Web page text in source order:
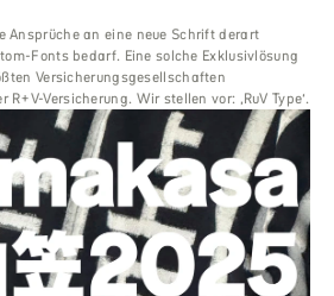
Ansprüche an eine neue Schrift derart
Fonts bedarf. Eine solche Exklusivlösung
Versicherungsgesellschaften
Versicherung. Wir stellen vor: ‚RuV Type‘.